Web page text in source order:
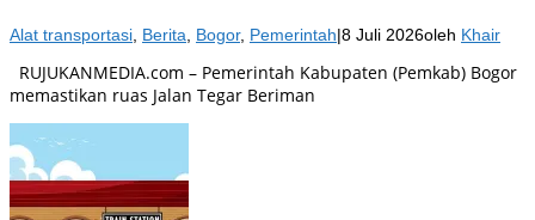
Alat transportasi Berita Bogor, Pemerintah|8 Juli 2026oleh Khair
RUJUKANMEDIA.com – Pemerintah Kabupaten (Pemkab) Bogor
memastikan ruas Jalan Tegar Beriman